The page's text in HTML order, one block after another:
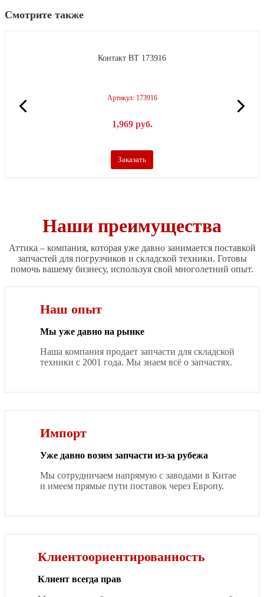
Смотрите также
Контакт BT 173916
Артикул: 173916
1,969 руб.
Заказать
Наши преимущества
Аттика – компания, которая уже давно занимается поставкой
запчастей для погрузчиков и складской техники. Готовы
помочь вашему бизнесу, используя свой многолетний опыт.
Наш опыт
Мы уже давно на рынке
Наша компания продает запчасти для складской
техники с 2001 года. Мы знаем всё о запчастях.
Импорт
Уже давно возим запчасти из-за рубежа
Мы сотрудничаем напрямую с заводами в Китае
и имеем прямые пути поставок через Европу.
Клиентоориентированность
Клиент всегда прав